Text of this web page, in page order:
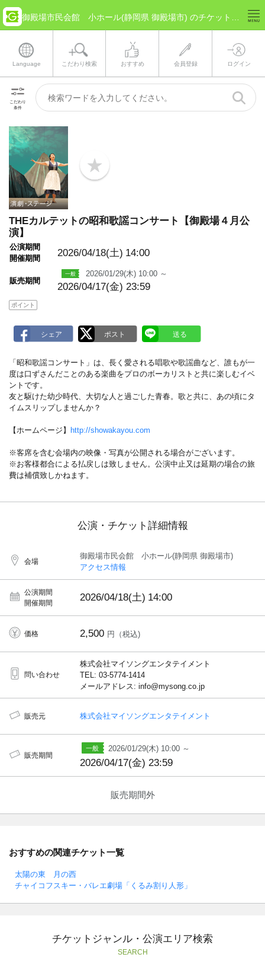
Language こだわり検索 おすすめ 会員登録 ログイン
こだわり
条件
b
o
a
r
THEカルテットの昭和歌謡コンサート【御殿場４月公
演】
公演期間
開催期間
2026/04/18(土) 14:00
販売期間
2026/01/29(木) 10:00 ～
2026/04/17(金) 23:59
ポイント
「昭和歌謡コンサート」は、長く愛される唱歌や歌謡曲など、誰もが一
度は口ずさんだことのある楽曲をプロのボーカリストと共に楽しむイベ
ントです。
友と駆けた幼少時代、大切な人と過ごした青春。歌と共に、あの頃にタ
イムスリップしませんか？
【ホームページ】 http://showakayou.com
※客席を含む会場内の映像・写真が公開される場合がございます。
※お客様都合による払戻しは致しません。公演中止又は延期の場合の旅
費は補償致しかねます。
公演・チケット詳細情報
会場
御殿場市民会館 小ホール(静岡県 御殿場市)
アクセス情報
公演期間
開催期間
2026/04/18(土) 14:00
価格 2,500 円（税込)
問い合わせ
株式会社マイソングエンタテイメント
TEL: 03-5774-1414
メールアドレス: info@mysong.co.jp
販売元 株式会社マイソングエンタテイメント
販売期間
2026/01/29(木) 10:00 ～
2026/04/17(金) 23:59
販売期間外
おすすめの関連チケット一覧
太陽の東 月の西
チャイコフスキー・バレエ劇場「くるみ割り人形」
チケットジャンル・公演エリア検索
SEARCH